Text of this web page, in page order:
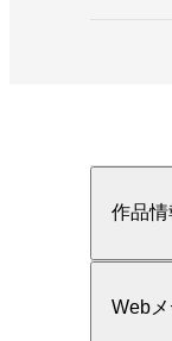
作品情
Web